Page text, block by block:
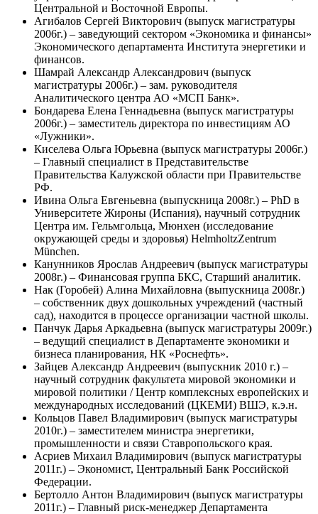
Центральной и Восточной Европы.
Агибалов Сергей Викторович (выпуск магистратуры
2006г.) – заведующий сектором «Экономика и финансы»
Экономического департамента Института энергетики и
финансов.
Шамрай Александр Александрович (выпуск
магистратуры 2006г.) – зам. руководителя
Аналитического центра АО «МСП Банк».
Бондарева Елена Геннадьевна (выпуск магистратуры
2006г.) – заместитель директора по инвестициям АО
«Лужники».
Киселева Ольга Юрьевна (выпуск магистратуры 2006г.)
– Главный специалист в Представительстве
Правительства Калужской области при Правительстве
РФ.
Ивина Ольга Евгеньевна (выпускница 2008г.) – PhD в
Университете Жироны (Испания), научный сотрудник
Центра им. Гельмгольца, Мюнхен (исследование
окружающей среды и здоровья) HelmholtzZentrum
München.
Канунников Ярослав Андреевич (выпуск магистратуры
2008г.) – Финансовая группа БКС, Старший аналитик.
Нак (Горобей) Алина Михайловна (выпускница 2008г.)
– собственник двух дошкольных учреждений (частный
сад), находится в процессе организации частной школы.
Панчук Дарья Аркадьевна (выпуск магистратуры 2009г.)
– ведущий специалист в Департаменте экономики и
бизнеса планирования, НК «Роснефть».
Зайцев Александр Андреевич (выпускник 2010 г.) –
научный сотрудник факультета мировой экономики и
мировой политики / Центр комплексных европейских и
международных исследований (ЦКЕМИ) ВШЭ, к.э.н.
Кольцов Павел Владимирович (выпуск магистратуры
2010г.) – заместителем министра энергетики,
промышленности и связи Ставропольского края.
Асриев Михаил Владимирович (выпуск магистратуры
2011г.) – Экономист, Центральный Банк Российской
Федерации.
Бертолло Антон Владимирович (выпуск магистратуры
2011г.) – Главный риск-менеджер Департамента